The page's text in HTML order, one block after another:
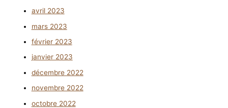
avril 2023
mars 2023
février 2023
janvier 2023
décembre 2022
novembre 2022
octobre 2022